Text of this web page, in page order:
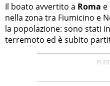
Il boato avvertito a Roma e
nella zona tra Fiumicino e
la popolazione: sono stati
terremoto ed è subito